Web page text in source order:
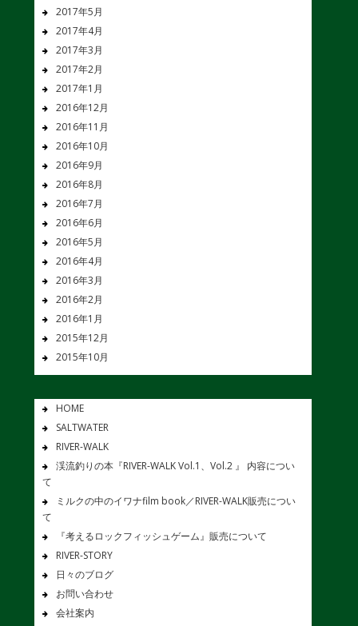
2017年5月
2017年4月
2017年3月
2017年2月
2017年1月
2016年12月
2016年11月
2016年10月
2016年9月
2016年8月
2016年7月
2016年6月
2016年5月
2016年4月
2016年3月
2016年2月
2016年1月
2015年12月
2015年10月
HOME
SALTWATER
RIVER-WALK
渓流釣りの本『RIVER-WALK Vol.1、Vol.2 』 内容につい
て
ミルクの中のイワナfilm book／RIVER-WALK販売につい
て
『考えるロックフィッシュゲーム』販売について
RIVER-STORY
日々のブログ
お問い合わせ
会社案内